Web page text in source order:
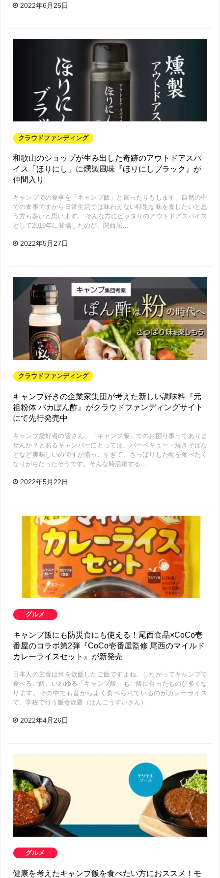
2022年6月25日
クラウドファンディング
和歌山のショップが生み出した奇跡のアウトドアスパ
イス「ほりにし」に燻製風味『ほりにしブラック』が
仲間入り
キャンプでの食事を「キャンプ飯」と言ったりもします、自然の中
での食事ですから日常生活では味わえない特別な味を食したいと思
う方も多いと思います。 そんな方にピッタリのアウトドアスパイス
として2019年に登場したのが、関西屈…
2022年5月27日
クラウドファンディング
キャンプ好きの企業家集団が考えた新しい調味料『元
祖粉体 バカぽん酢』がクラウドファンディングサイト
にて先行発売中
キャンプ愛好者の皆さん、「キャンプ飯」でのお困り事ってありま
せんか？とあるキャンパーにとっては、バーベキュー・焼きそばな
どなど美味しいのですが脂っこすぎて、さっぱりした物を食べたく
なりがちだったそうです。そんな時活躍する…
2022年5月22日
グルメ
キャンプ飯にも防災食にも使える！尾西食品×CoCo壱
番屋のコラボ第2弾『CoCo壱番屋監修 尾西のマイルド
カレーライスセット』が新発売
日本人の主食は米を炊飯したご飯ですよね。したがってキャンプで
食べるご飯、いわゆる「キャンプ飯」もご飯に合ったものが多くな
ります。その中でも昔からよく食べられているのがカレーライス
で、学校で行う飯盒炊爨（はんごうすいさん）…
2022年4月26日
グルメ
健康を考えたキャンプ飯を食べたい方におススメ！モ